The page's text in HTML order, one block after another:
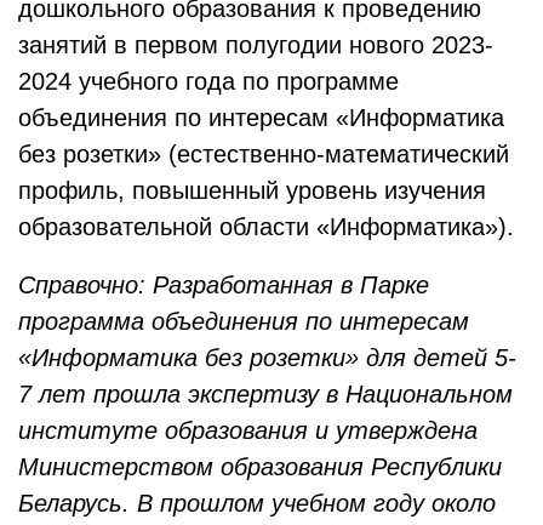
дошкольного образования к проведению
занятий в первом полугодии нового 2023-
2024 учебного года по программе
объединения по интересам «Информатика
без розетки» (естественно-математический
профиль, повышенный уровень изучения
образовательной области «Информатика»).
Справочно: Разработанная в Парке
программа объединения по интересам
«Информатика без розетки» для детей 5-
7 лет прошла экспертизу в Национальном
институте образования и утверждена
Министерством образования Республики
Беларусь. В прошлом учебном году около